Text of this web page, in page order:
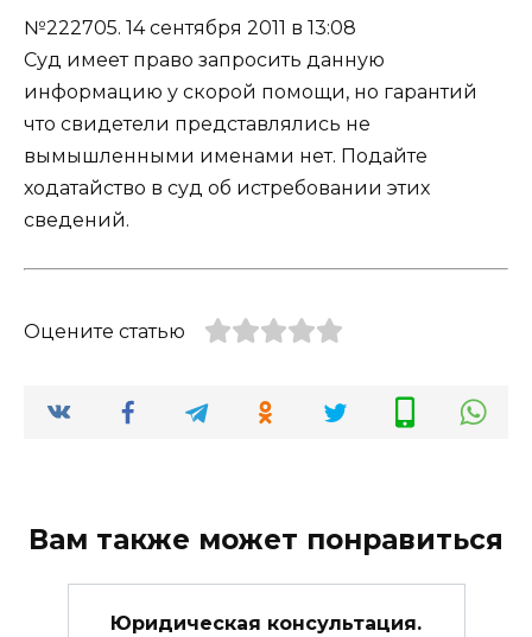
№222705. 14 сентября 2011 в 13:08
Суд имеет право запросить данную
информацию у скорой помощи, но гарантий
что свидетели представлялись не
вымышленными именами нет. Подайте
ходатайство в суд об истребовании этих
сведений.
Оцените статью
Вам также может понравиться
Юридическая консультация.